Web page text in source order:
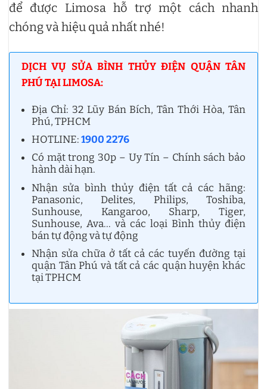
để được Limosa hỗ trợ một cách nhanh
chóng và hiệu quả nhất nhé!
DỊCH VỤ SỬA BÌNH THỦY ĐIỆN QUẬN TÂN
PHÚ TẠI LIMOSA:
Địa Chỉ: 32 Lũy Bán Bích, Tân Thới Hòa, Tân
Phú, TPHCM
HOTLINE:1900 2276
Có mặt trong 30p – Uy Tín – Chính sách bảo
hành dài hạn.
Nhận sửa bình thủy điện tất cả các hãng:
Panasonic, Delites, Philips, Toshiba,
Sunhouse, Kangaroo, Sharp, Tiger,
Sunhouse, Ava… và các loại Bình thủy điện
bán tự động và tự động
Nhận sửa chữa ở tất cả các tuyến đường tại
quận Tân Phú và tất cả các quận huyện khác
tại TPHCM